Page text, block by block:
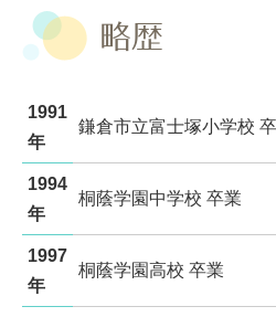
略歴
1991
年
鎌倉市立富士塚小学校
1994
年
桐蔭学園中学校 卒業
1997
年
桐蔭学園高校 卒業